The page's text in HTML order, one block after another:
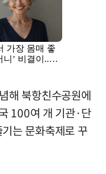
해 북항친수공원에
100여 개 기관·단
는 문화축제로 꾸